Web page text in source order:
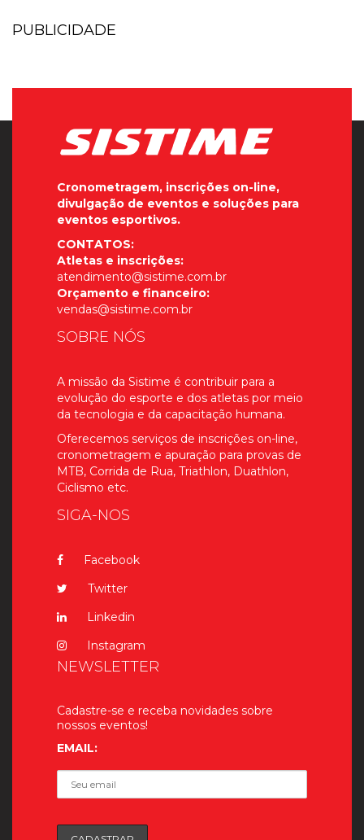
PUBLICIDADE
Cronometragem, inscrições on-line,
divulgação de eventos e soluções para
eventos esportivos.
CONTATOS:
Atletas e inscrições:
atendimento@sistime.com.br
Orçamento e financeiro:
vendas@sistime.com.br
SOBRE NÓS
A missão da Sistime é contribuir para a
evolução do esporte e dos atletas por meio
da tecnologia e da capacitação humana.
Oferecemos serviços de inscrições on-line,
cronometragem e apuração para provas de
MTB, Corrida de Rua, Triathlon, Duathlon,
Ciclismo etc.
SIGA-NOS
Facebook
Twitter
Linkedin
Instagram
NEWSLETTER
Cadastre-se e receba novidades sobre
nossos eventos!
EMAIL: